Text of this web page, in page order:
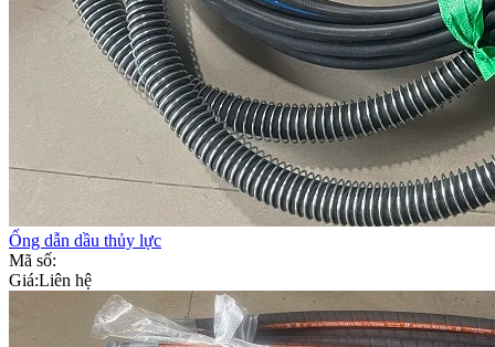
Ống dẫn dầu thủy lực
Mã số:
Giá:Liên hệ